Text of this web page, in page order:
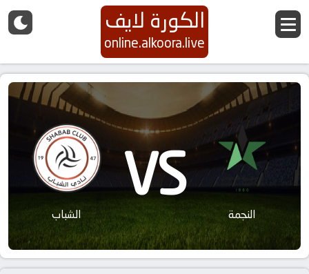
الكورة لايف
online.alkoora.live
النجمة VS الشباب